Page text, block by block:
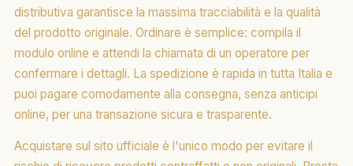
distributiva garantisce la massima tracciabilità e la qualità
del prodotto originale. Ordinare è semplice: compila il
modulo online e attendi la chiamata di un operatore per
confermare i dettagli. La spedizione è rapida in tutta Italia e
puoi pagare comodamente alla consegna, senza anticipi
online, per una transazione sicura e trasparente.
Acquistare sul sito ufficiale è l'unico modo per evitare il